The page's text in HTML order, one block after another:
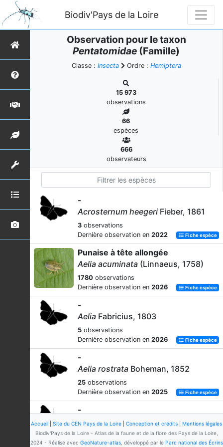
Biodiv'Pays de la Loire
Observation pour le taxon
Pentatomidae (Famille)
Classe : Insecta Ordre : Hemiptera
15 973
observations
66
espèces
666
observateurs
-
Acrosternum heegeri Fieber, 1861
3 observations
Dernière observation en 2022 Fiche espèce
Punaise à tête allongée
Aelia acuminata (Linnaeus, 1758)
1780 observations
Dernière observation en 2026 Fiche espèce
-
Aelia Fabricius, 1803
5 observations
Dernière observation en 2026 Fiche espèce
-
Aelia rostrata Boheman, 1852
25 observations
Dernière observation en 2025 Fiche espèce
-
Aelia rostrata rostrataBoheman,
1852
80observations
Accueil Site du CEN Pays de la Loire Conception et crédits
Mentions légales
Biodiv'Pays de la Loire - Atlas de la faune et de la flore des Pays de la Loire,
2024 - Réalisé avec GeoNature-atlas, développé par le Parc national des Écrins